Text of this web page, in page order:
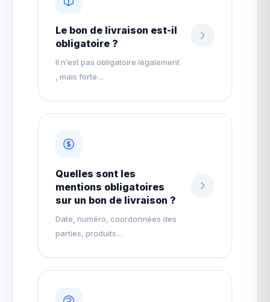
Le bon de livraison est-il
obligatoire ?
Il n’est pas obligatoire légalement
, mais forte…
Quelles sont les
mentions obligatoires
sur un bon de livraison ?
Date, numéro, coordonnées des
parties, produits…